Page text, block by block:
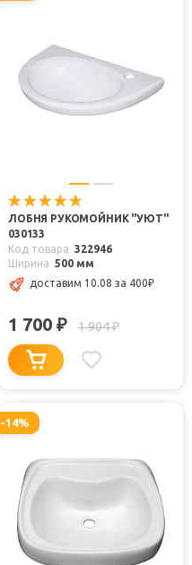
ЛОБНЯ РУКОМОЙНИК "УЮТ"
030133
Код товара 322946
Ширина 500 мм
доставим 10.08 за 400₽
1 700 ₽ 1 904₽
-14%